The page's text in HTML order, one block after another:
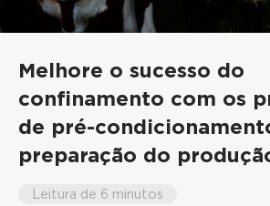
Melhore o sucesso do
confinamento com os
de pré-
preparação do
Leitura de 6 minutos